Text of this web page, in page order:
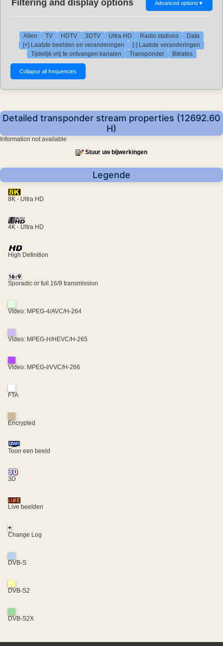
Filtering and display options Advanced options ▼
Allen TV HDTV 3DTV Ultra HD Radio stations
Data
[+] Laatste beelden en veranderingen
[-] Laatste veranderingen
Tijdelijk vrij te ontvangen kanalen
Transponder Bitrates
Detailed transponder stream properties (12692.60
H)
Information not available
Stuur uw bijwerkingen
Legende
8K - Ultra HD
4K - Ultra HD
High Definition
Sporadic or full 16/9 transmission
Video: MPEG-4/AVC/H-264
Video: MPEG-H/HEVC/H-265
Video: MPEG-I/VVC/H-266
FTA
Encrypted
Toon een beeld
3D
Live beelden
+
Change Log
DVB-S
DVB-S2
DVB-S2X